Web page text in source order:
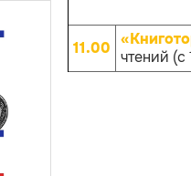
11.00 чтений (с